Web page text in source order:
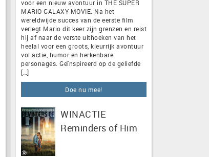
voor een nieuw avontuur in THE SUPER
MARIO GALAXY MOVIE. Na het
wereldwijde succes van de eerste film
verlegt Mario dit keer zijn grenzen en reist
hij af naar de verste uithoeken van het
heelal voor een groots, kleurrijk avontuur
vol actie, humor en herkenbare
personages. Geïnspireerd op de geliefde
[…]
Doe nu mee!
WINACTIE
Reminders of Him